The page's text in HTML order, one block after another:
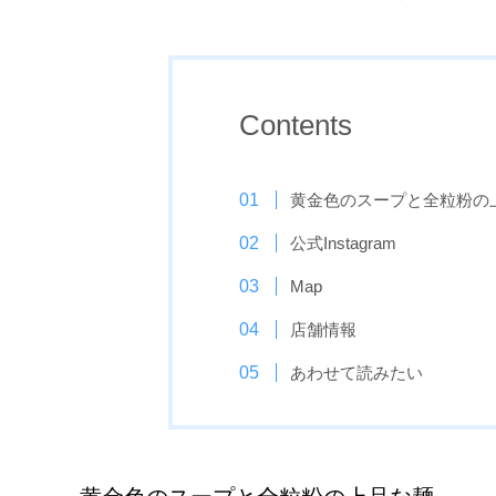
Contents
黄金色のスープと全粒粉の
公式Instagram
Map
店舗情報
あわせて読みたい